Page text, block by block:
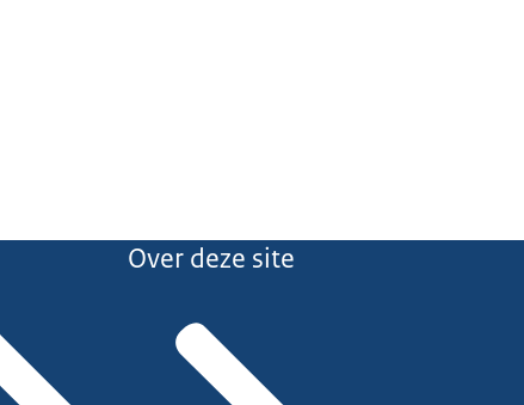
Over deze site